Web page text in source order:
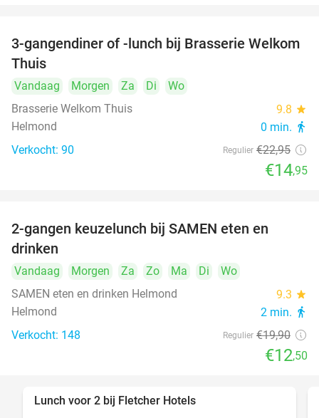
35%
3-gangendiner of -lunch bij Brasserie Welkom
Thuis
Vandaag Morgen Za Di
Wo
Brasserie Welkom Thuis
9.8 star
Helmond 0 min. directions_walk
Verkocht: 90 Regulier €22,95
€14,95
2-gangen keuzelunch bij SAMEN eten en
drinken
Vandaag Morgen Za Zo Ma Di
Wo
SAMEN eten en drinken Helmond
9.3 star
Helmond 2 min. directions_walk
Verkocht: 148 Regulier €19,90
€12,50
Lunch voor 2 bij Fletcher Hotels